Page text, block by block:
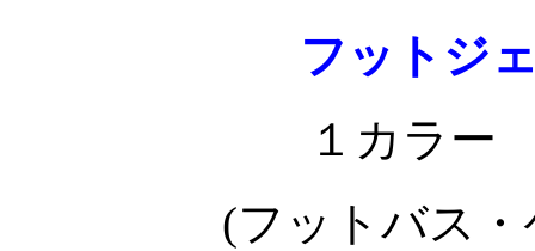
フットジ
１カラー
(フットバス